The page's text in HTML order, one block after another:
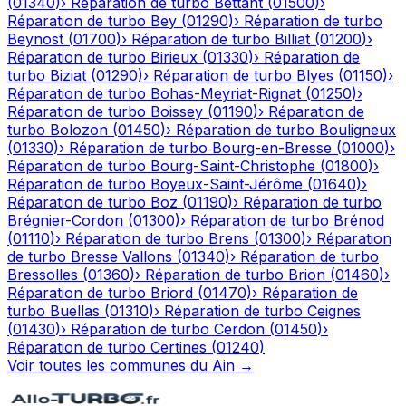
Réparation de turbo Bey (01290)› Réparation de turbo
Beynost (01700)› Réparation de turbo Billiat (01200)›
Réparation de turbo Birieux (01330)› Réparation de
turbo Biziat (01290)› Réparation de turbo Blyes (01150)›
Réparation de turbo Bohas-Meyriat-Rignat (01250)›
Réparation de turbo Boissey (01190)› Réparation de
turbo Bolozon (01450)› Réparation de turbo Bouligneux
(01330)› Réparation de turbo Bourg-en-Bresse (01000)›
Réparation de turbo Bourg-Saint-Christophe (01800)›
Réparation de turbo Boyeux-Saint-Jérôme (01640)›
Réparation de turbo Boz (01190)› Réparation de turbo
Brégnier-Cordon (01300)› Réparation de turbo Brénod
(01110)› Réparation de turbo Brens (01300)› Réparation
de turbo Bresse Vallons (01340)› Réparation de turbo
Bressolles (01360)› Réparation de turbo Brion (01460)›
Réparation de turbo Briord (01470)› Réparation de
turbo Buellas (01310)› Réparation de turbo Ceignes
(01430)› Réparation de turbo Cerdon (01450)›
Réparation de turbo Certines (01240)
Voir toutes les communes du Ain →